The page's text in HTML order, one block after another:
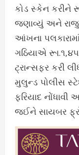
કોડ સ્કેન કરીને
જણાવ્યું અને
આંખના
ગઠિયાએ
ટ્રાન્સફર કરી
મુલુન્ડ પોલીસ
ફરિયાદ નોંધાવી
જઈને સાયબર